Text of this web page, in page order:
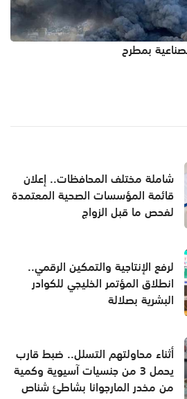
بمطرح
شاملة مختلف المحافظات.. إعلان
قائمة المؤسسات الصحية المعتمدة
لفحص ما قبل الزواج
لرفع الإنتاجية والتمكين الرقمي..
انطلاق المؤتمر الخليجي للكوادر
البشرية بصلالة
أثناء محاولتهم التسلل.. ضبط قارب
يحمل 3 من جنسيات آسيوية وكمية
من مخدر المارجوانا بشاطئ شناص